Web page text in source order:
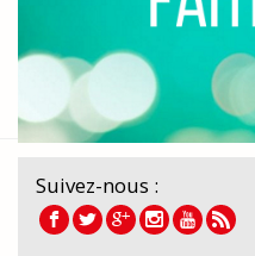
Suivez-nous :